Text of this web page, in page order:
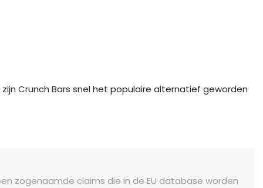
Crunch Bars snel het populaire alternatief geworden
zogenaamde claims die in de EU database worden